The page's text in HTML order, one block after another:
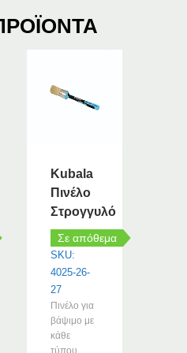
Kubala
Πινέλο
Στρογγυλό
Σε απόθεμα
SKU:
4025-26-
27
Πινέλο για
βάψιμο με
κάθε
τύπου